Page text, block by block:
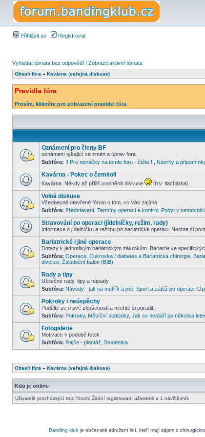
Přihlásit se Registrovat
Vyhledat témata bez odpovědí | Zobrazit aktivní témata
Obsah fóra » Kavárna (veřejná diskuse)
Pravidla fóra
Prosím, klikněte pro zobrazení pravidel fóra
Oznámení pro členy BF
oznámení týkající se změn a úprav fora.
Subfóra: !! Pro nováčky na tomto foru - čtěte !! Návrhy a
Kavárna - Pokec o čemkoli
Kavárna. Někdy až příliš uvolněná diskuse [tzv. tlachárna]
Volná diskuse
Všeobecné otevřené fórum o tom, co Vás zajímá.
Subfóra: Představení Termíny operací a kontrol Pobyt v nemocnici
Stravování po operaci (jídelníčky, režim, rady)
Informace o jídelníčku a režimu po bariatrické operaci. Nechte si
Bariatrické i jiné operace
Dotazy k jednotlivým bariatrickým zákrokům. Bariatrie ve
Subfóra: Operace Cukrovka / diabetes a Bariatrická chirurgie
diverze Žaludeční balon (BIB)
Rady a tipy
Užitečné rady, tipy a nápady
Subfóra: Návody - jak na metřík a jiné Sport a zátěž po operaci
Pokroky i neúspěchy
Podělte se o své zkušenosti a nechte si poradit.
Subfóra: Pokroky, Měsíční statistiky, Jak se ne/daří po několika
Fotogalerie
Motivace v podobě fotek
Subfóra: Rajče - plantáž Studentka
Obsah fóra » Kavárna (veřejná diskuse)
Kdo je online
Uživatelé procházející toto fórum: Žádní registrovaní uživatelé a 1 návštěvník
Banding klubje občanské sdružení lidí, kteří mají zájem o